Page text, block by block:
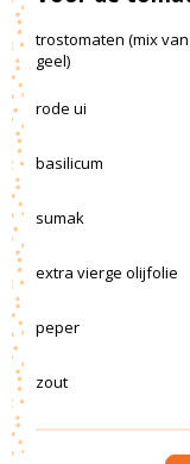
trostomaten (mix
geel)
rode ui
basilicum
sumak
extra vierge olijfolie
peper
zout